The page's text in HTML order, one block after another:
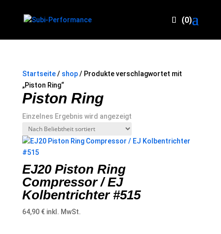
(0)
Startseite/ shop/ Produkte verschlagwortet mit
„Piston Ring“
Piston Ring
Einzelnes Ergebnis wird angezeigt
EJ20 Piston Ring
Compressor / EJ
Kolbentrichter #515
64,90 € inkl. MwSt.